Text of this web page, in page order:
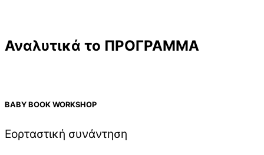
Αναλυτικά το ΠΡΟΓΡΑΜΜΑ
BABY BOOK WORKSHOP
Εορταστική συνάντηση